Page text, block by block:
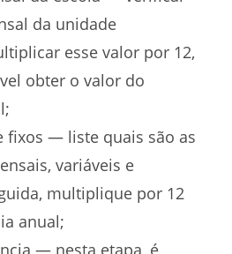
da unidade
esse valor por 12,
obter o valor do
fixos — liste quais são as
variáveis e
multiplique por 12
anual;